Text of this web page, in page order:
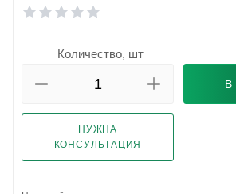
Количество, шт
В
НУЖНА
КОНСУЛЬТАЦИЯ